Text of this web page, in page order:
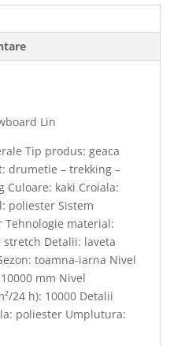
Lin
Tip produs: geaca
drumetie – trekking –
Culoare: kaki Croiala:
poliester Sistem
material:
Detalii: laveta
toamna-iarna Nivel
mm Nivel
24 h): 10000 Detalii
poliester Umplutura: